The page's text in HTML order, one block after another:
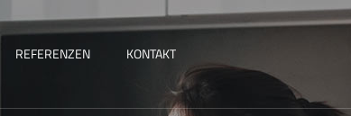
REFERENZEN KONTAKT